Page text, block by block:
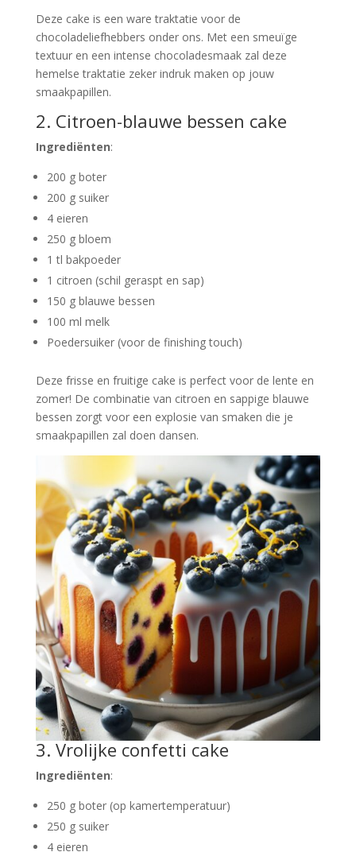
Deze cake is een ware traktatie voor de
chocoladeliefhebbers onder ons. Met een smeuïge
textuur en een intense chocoladesmaak zal deze
hemelse traktatie zeker indruk maken op jouw
smaakpapillen.
2. Citroen-blauwe bessen cake
Ingrediënten:
200 g boter
200 g suiker
4 eieren
250 g bloem
1 tl bakpoeder
1 citroen (schil geraspt en sap)
150 g blauwe bessen
100 ml melk
Poedersuiker (voor de finishing touch)
Deze frisse en fruitige cake is perfect voor de lente en
zomer! De combinatie van citroen en sappige blauwe
bessen zorgt voor een explosie van smaken die je
smaakpapillen zal doen dansen.
3. Vrolijke confetti cake
Ingrediënten:
250 g boter (op kamertemperatuur)
250 g suiker
4 eieren